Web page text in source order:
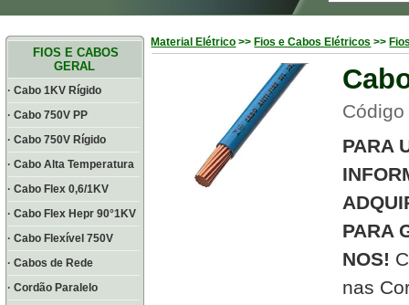
FIOS E CABOS
GERAL
· Cabo 1KV Rígido
· Cabo 750V PP
· Cabo 750V Rígido
· Cabo Alta Temperatura
· Cabo Flex 0,6/1KV
· Cabo Flex Hepr 90°1KV
· Cabo Flexível 750V
· Cabos de Rede
· Cordão Paralelo
Material Elétrico >> Fios e Cabos Elétricos >>
PARA
PARA
NOS!
nas